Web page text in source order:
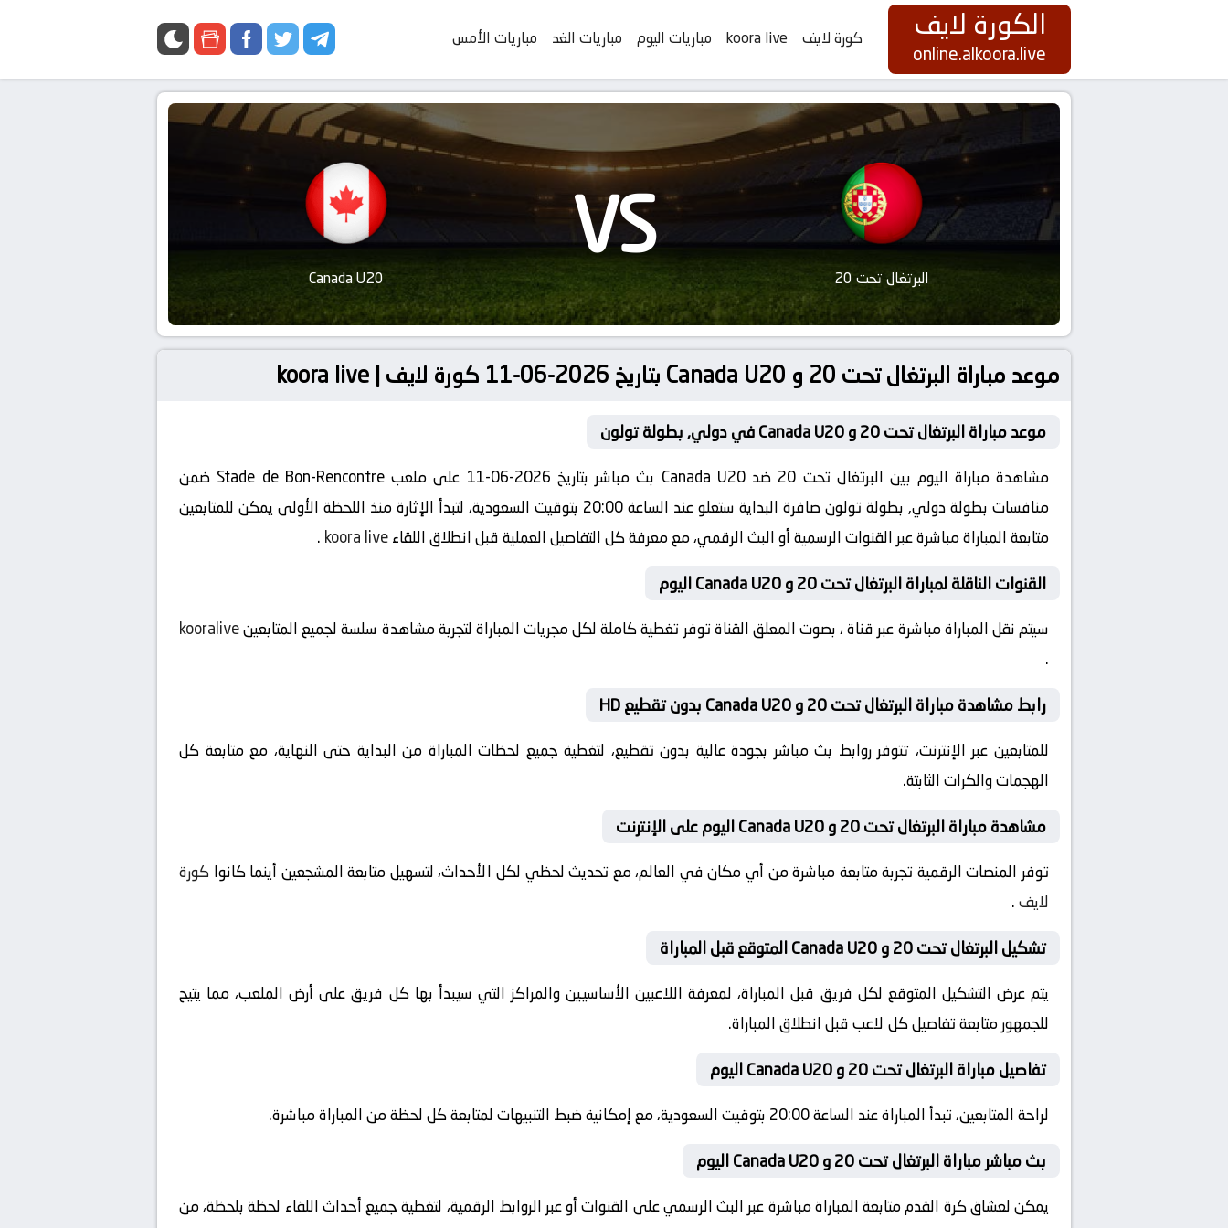
الكورة لايف
online.alkoora.live
كورة لايف koora live مباريات اليوم مباريات الغد مباريات الأمس
البرتغال تحت 20 VS
Canada U20
موعد مباراة البرتغال تحت 20 و Canada U20 بتاريخ 2026-06-11 كورة لايف | koora live
موعد مباراة البرتغال تحت 20 و Canada U20 في دولي, بطولة تولون
مشاهدة مباراة اليوم بين البرتغال تحت 20 ضد Canada U20 بث مباشر بتاريخ 2026-06-11 على ملعب Stade de Bon-Rencontre ضمن
منافسات بطولة دولي, بطولة تولون صافرة البداية ستعلو عند الساعة 20:00 بتوقيت السعودية، لتبدأ الإثارة منذ اللحظة الأولى يمكن للمتابعين
متابعة المباراة مباشرة عبر القنوات الرسمية أو البث الرقمي، مع معرفة كل التفاصيل العملية قبل انطلاق اللقاءkoora live
.
القنوات الناقلة لمباراة البرتغال تحت 20 و Canada U20 اليوم
سيتم نقل المباراة مباشرة عبر قناة ، بصوت المعلق القناة توفر تغطية كاملة لكل مجريات المباراة لتجربة مشاهدة سلسة لجميع المتابعينkooralive
.
رابط مشاهدة مباراة البرتغال تحت 20 و Canada U20 بدون تقطيع HD
للمتابعين عبر الإنترنت، تتوفر روابط بث مباشر بجودة عالية بدون تقطيع، لتغطية جميع لحظات المباراة من البداية حتى النهاية، مع متابعة كل
الهجمات والكرات الثابتة.
مشاهدة مباراة البرتغال تحت 20 و Canada U20 اليوم على الإنترنت
توفر المنصات الرقمية تجربة متابعة مباشرة من أي مكان في العالم، مع تحديث لحظي لكل الأحداث، لتسهيل متابعة المشجعين أينما كانوا كورة
لايف.
تشكيل البرتغال تحت 20 و Canada U20 المتوقع قبل المباراة
يتم عرض التشكيل المتوقع لكل فريق قبل المباراة، لمعرفة اللاعبين الأساسيين والمراكز التي سيبدأ بها كل فريق على أرض الملعب، مما يتيح
للجمهور متابعة تفاصيل كل لاعب قبل انطلاق المباراة.
تفاصيل مباراة البرتغال تحت 20 و Canada U20 اليوم
لراحة المتابعين، تبدأ المباراة عند الساعة 20:00 بتوقيت السعودية، مع إمكانية ضبط التنبيهات لمتابعة كل لحظة من المباراة مباشرة.
بث مباشر مباراة البرتغال تحت 20 و Canada U20 اليوم
يمكن لعشاق كرة القدم متابعة المباراة مباشرة عبر البث الرسمي على القنوات أو عبر الروابط الرقمية، لتغطية جميع أحداث اللقاء لحظة بلحظة، من